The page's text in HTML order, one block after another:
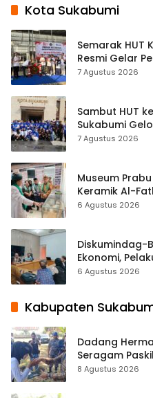
Kota Sukabumi
Semarak HUT
Resmi Gelar
Tradisional
7 Agustus 2026
Sambut HUT
Sukabumi
ASRI Lewat
7 Agustus 2026
Museum
Keramik Al-
Hampir 500
6 Agustus 2026
Diskumindag-
Ekonomi,
Terbuka Beri
6 Agustus 2026
Kabupaten
Dadang
Seragam
8 Agustus 2026